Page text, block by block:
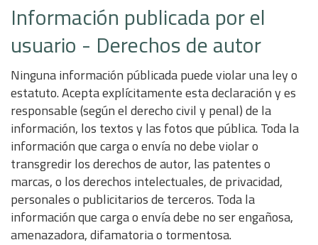
Información publicada por el
usuario - Derechos de autor
Ninguna información públicada puede violar una ley o
estatuto. Acepta explícitamente esta declaración y es
responsable (según el derecho civil y penal) de la
información, los textos y las fotos que pública. Toda la
información que carga o envía no debe violar o
transgredir los derechos de autor, las patentes o
marcas, o los derechos intelectuales, de privacidad,
personales o publicitarios de terceros. Toda la
información que carga o envía debe no ser engañosa,
amenazadora, difamatoria o tormentosa.